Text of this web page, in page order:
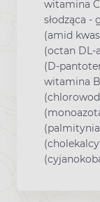
witamina
słodząca -
(amid
(octan DL-
(D-
witamina